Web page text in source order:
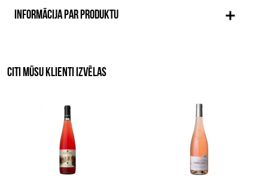
INFORMĀCIJA PAR PRODUKTU
CITI MŪSU KLIENTI IZVĒLAS